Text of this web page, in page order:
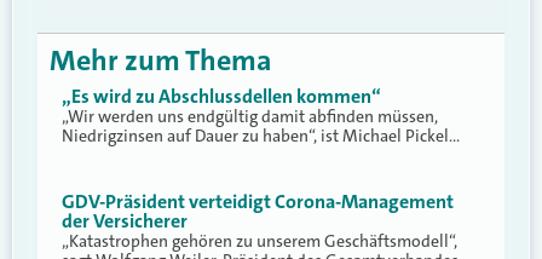
Mehr zum Thema
„Es wird zu Abschlussdellen kommen“
„Wir werden uns endgültig damit abfinden müssen,
Niedrigzinsen auf Dauer zu haben“, ist Michael Pickel…
GDV-Präsident verteidigt Corona-Management
der Versicherer
„Katastrophen gehören zu unserem Geschäftsmodell“,